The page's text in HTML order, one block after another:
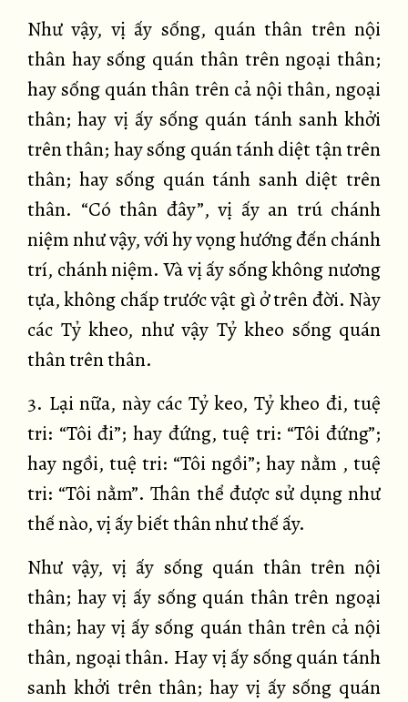
Như vậy, vị ấy sống, quán thân trên nội
thân hay sống quán thân trên ngoại thân;
hay sống quán thân trên cả nội thân, ngoại
thân; hay vị ấy sống quán tánh sanh khởi
trên thân; hay sống quán tánh diệt tận trên
thân; hay sống quán tánh sanh diệt trên
thân. “Có thân đây”, vị ấy an trú chánh
niệm như vậy, với hy vọng hướng đến chánh
trí, chánh niệm. Và vị ấy sống không nương
tựa, không chấp trước vật gì ở trên đời. Này
các Tỷ kheo, như vậy Tỷ kheo sống quán
thân trên thân.
3. Lại nữa, này các Tỷ keo, Tỷ kheo đi, tuệ
tri: “Tôi đi”; hay đứng, tuệ tri: “Tôi đứng”;
hay ngồi, tuệ tri: “Tôi ngồi”; hay nằm , tuệ
tri: “Tôi nằm”. Thân thể được sử dụng như
thế nào, vị ấy biết thân như thế ấy.
Như vậy, vị ấy sống quán thân trên nội
thân; hay vị ấy sống quán thân trên ngoại
thân; hay vị ấy sống quán thân trên cả nội
thân, ngoại thân. Hay vị ấy sống quán tánh
sanh khởi trên thân; hay vị ấy sống quán